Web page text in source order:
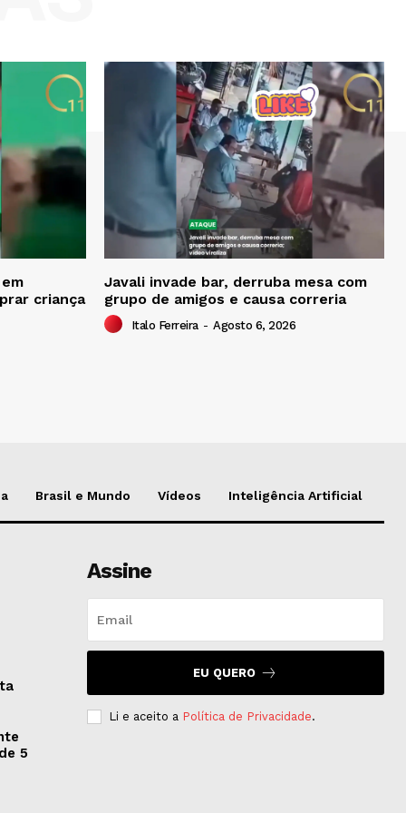
criança
Javali invade bar, derruba mesa com
grupo de amigos e causa correria
Italo Ferreira - Agosto 6, 2026
Brasil e Mundo Vídeos Inteligência Artificial
5
Assine
EU QUERO
Li e aceito a Política de Privacidade.